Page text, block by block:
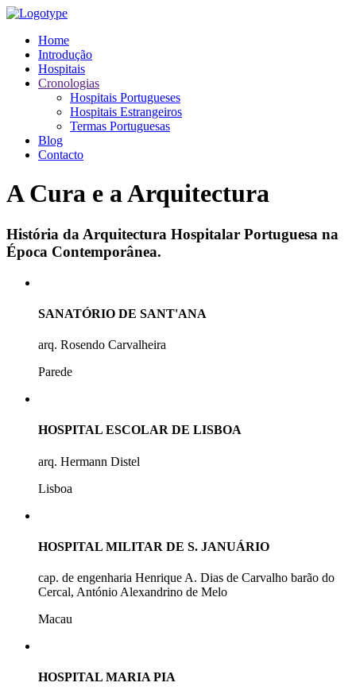
Home
Introdução
Hospitais
Cronologias
Hospitais Portugueses
Hospitais Estrangeiros
Termas Portuguesas
Blog
Contacto
A Cura e a Arquitectura
História da Arquitectura Hospitalar Portuguesa na
Época Contemporânea.
SANATÓRIO DE SANT'ANA
arq. Rosendo Carvalheira
Parede
HOSPITAL ESCOLAR DE LISBOA
arq. Hermann Distel
Lisboa
HOSPITAL MILITAR DE S. JANUÁRIO
cap. de engenharia Henrique A. Dias de Carvalho barão do
Cercal, António Alexandrino de Melo
Macau
HOSPITAL MARIA PIA